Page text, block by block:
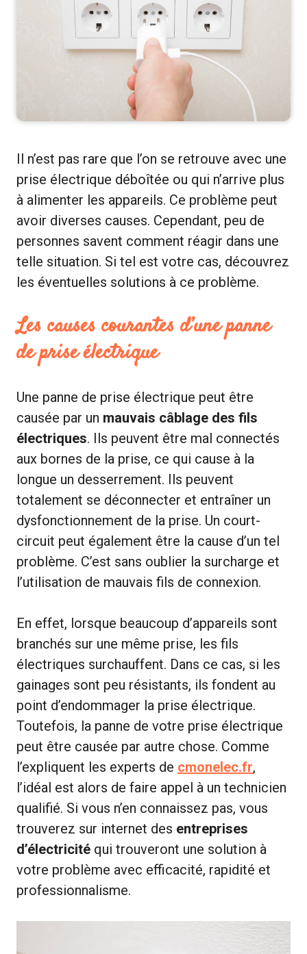
Il n’est pas rare que l’on se retrouve avec une
prise électrique déboîtée ou qui n’arrive plus
à alimenter les appareils. Ce problème peut
avoir diverses causes. Cependant, peu de
personnes savent comment réagir dans une
telle situation. Si tel est votre cas, découvrez
les éventuelles solutions à ce problème.
Les causes courantes d’une panne
de prise électrique
Une panne de prise électrique peut être
causée par un mauvais câblage des fils
électriques. Ils peuvent être mal connectés
aux bornes de la prise, ce qui cause à la
longue un desserrement. Ils peuvent
totalement se déconnecter et entraîner un
dysfonctionnement de la prise. Un court-
circuit peut également être la cause d’un tel
problème. C’est sans oublier la surcharge et
l’utilisation de mauvais fils de connexion.
En effet, lorsque beaucoup d’appareils sont
branchés sur une même prise, les fils
électriques surchauffent. Dans ce cas, si les
gainages sont peu résistants, ils fondent au
point d’endommager la prise électrique.
Toutefois, la panne de votre prise électrique
peut être causée par autre chose. Comme
l’expliquent les experts de cmonelec.fr,
l’idéal est alors de faire appel à un technicien
qualifié. Si vous n’en connaissez pas, vous
trouverez sur internet des entreprises
d’électricité qui trouveront une solution à
votre problème avec efficacité, rapidité et
professionnalisme.